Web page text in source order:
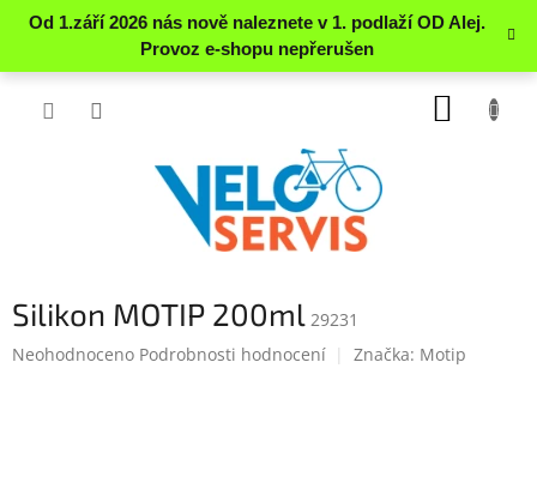
Přejít
Silikon MOTIP 200ml 29231
Průměrné
Neohodnoceno Podrobnosti hodnocení Značka: Motip